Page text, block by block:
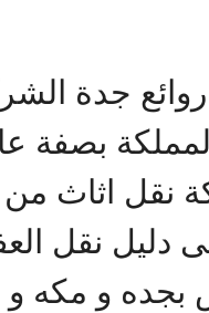
جدة
بصفة
نقل اثاث من
دليل نقل
و مكه و